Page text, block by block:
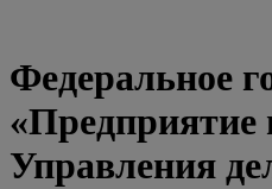
Федеральное
«Предприятие
Управления